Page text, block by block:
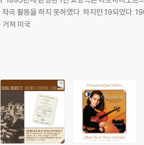
곡 활동을 하지 못하였다. 하지만 19되었다.
쳐 미국